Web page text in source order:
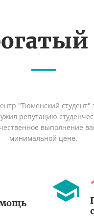
"Тюменский студент"
репутацию
выполнение
минимальной цене.